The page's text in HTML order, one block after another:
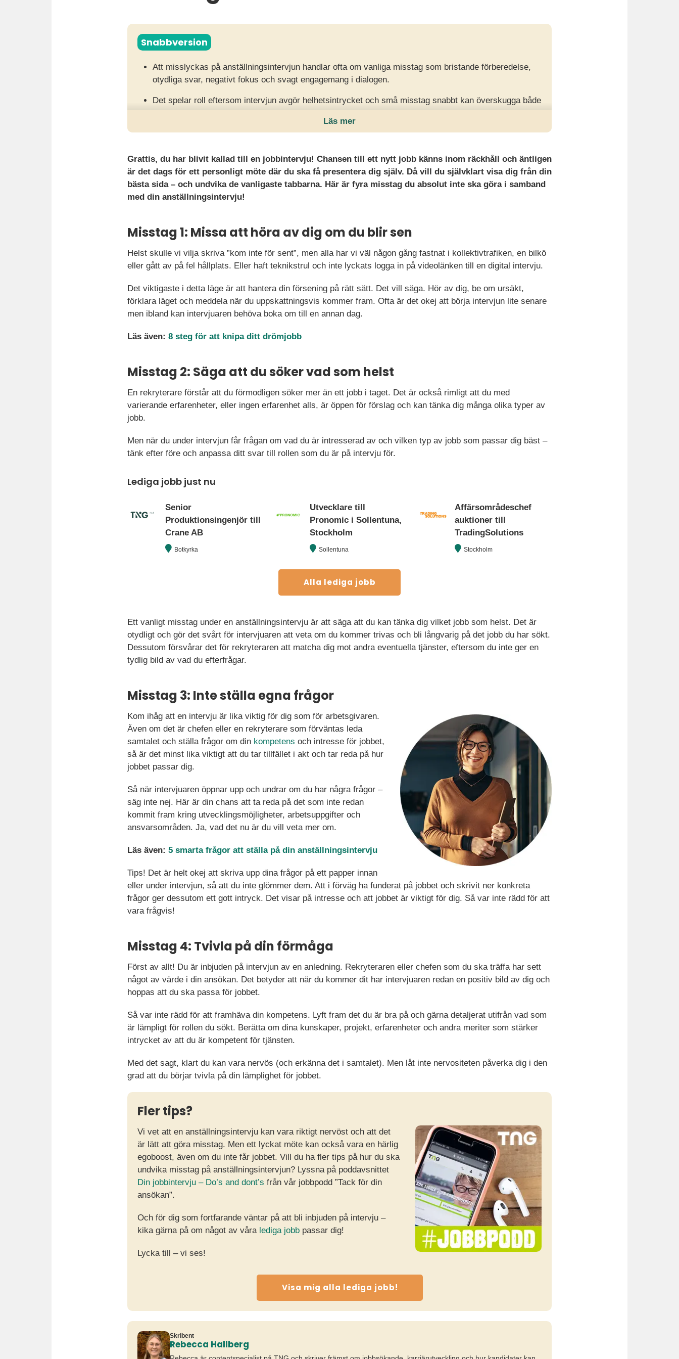
Snabbversion
Att misslyckas på anställningsintervjun handlar ofta om vanliga misstag som bristande förberedelse,
otydliga svar, negativt fokus och svagt engagemang i dialogen.
Det spelar roll eftersom intervjun avgör helhetsintrycket och små misstag snabbt kan överskugga både
Det är bra att förbereda dig noggrant, svara konkret med exempel, visa intresse för rollen och
Läs mer
Grattis, du har blivit kallad till en jobbintervju! Chansen till ett nytt jobb känns inom räckhåll och äntligen
är det dags för ett personligt möte där du ska få presentera dig själv. Då vill du självklart visa dig från din
bästa sida – och undvika de vanligaste tabbarna. Här är fyra misstag du absolut inte ska göra i samband
med din anställningsintervju!
Misstag 1: Missa att höra av dig om du blir sen
Helst skulle vi vilja skriva ”kom inte för sent”, men alla har vi väl någon gång fastnat i kollektivtrafiken, en bilkö
eller gått av på fel hållplats. Eller haft teknikstrul och inte lyckats logga in på videolänken till en digital intervju.
Det viktigaste i detta läge är att hantera din försening på rätt sätt. Det vill säga. Hör av dig, be om ursäkt,
förklara läget och meddela när du uppskattningsvis kommer fram. Ofta är det okej att börja intervjun lite senare
men ibland kan intervjuaren behöva boka om till en annan dag.
Läs även: 8 steg för att knipa ditt drömjobb
Misstag 2: Säga att du söker vad som helst
En rekryterare förstår att du förmodligen söker mer än ett jobb i taget. Det är också rimligt att du med
varierande erfarenheter, eller ingen erfarenhet alls, är öppen för förslag och kan tänka dig många olika typer av
jobb.
Men när du under intervjun får frågan om vad du är intresserad av och vilken typ av jobb som passar dig bäst –
tänk efter före och anpassa ditt svar till rollen som du är på intervju för.
Lediga jobb just nu
Senior
Produktionsingenjör till
Crane AB
Botkyrka
Utvecklare till
Pronomic i Sollentuna,
Stockholm
Sollentuna
Affärsområdeschef
auktioner till
TradingSolutions
Stockholm
Alla lediga jobb
Ett vanligt misstag under en anställningsintervju är att säga att du kan tänka dig vilket jobb som helst. Det är
otydligt och gör det svårt för intervjuaren att veta om du kommer trivas och bli långvarig på det jobb du har sökt.
Dessutom försvårar det för rekryteraren att matcha dig mot andra eventuella tjänster, eftersom du inte ger en
tydlig bild av vad du efterfrågar.
Misstag 3: Inte ställa egna frågor
Kom ihåg att en intervju är lika viktig för dig som för arbetsgivaren.
Även om det är chefen eller en rekryterare som förväntas leda
samtalet och ställa frågor om din kompetens och intresse för jobbet,
så är det minst lika viktigt att du tar tillfället i akt och tar reda på hur
jobbet passar dig.
Så när intervjuaren öppnar upp och undrar om du har några frågor –
säg inte nej. Här är din chans att ta reda på det som inte redan
kommit fram kring utvecklingsmöjligheter, arbetsuppgifter och
ansvarsområden. Ja, vad det nu är du vill veta mer om.
Läs även: 5 smarta frågor att ställa på din anställningsintervju
Tips! Det är helt okej att skriva upp dina frågor på ett papper innan
eller under intervjun, så att du inte glömmer dem. Att i förväg ha funderat på jobbet och skrivit ner konkreta
frågor ger dessutom ett gott intryck. Det visar på intresse och att jobbet är viktigt för dig. Så var inte rädd för att
vara frågvis!
Misstag 4: Tvivla på din förmåga
Först av allt! Du är inbjuden på intervjun av en anledning. Rekryteraren eller chefen som du ska träffa har sett
något av värde i din ansökan. Det betyder att när du kommer dit har intervjuaren redan en positiv bild av dig och
hoppas att du ska passa för jobbet.
Så var inte rädd för att framhäva din kompetens. Lyft fram det du är bra på och gärna detaljerat utifrån vad som
är lämpligt för rollen du sökt. Berätta om dina kunskaper, projekt, erfarenheter och andra meriter som stärker
intrycket av att du är kompetent för tjänsten.
Med det sagt, klart du kan vara nervös (och erkänna det i samtalet). Men låt inte nervositeten påverka dig i den
grad att du börjar tvivla på din lämplighet för jobbet.
Fler tips?
Vi vet att en anställningsintervju kan vara riktigt nervöst och att det
är lätt att göra misstag. Men ett lyckat möte kan också vara en härlig
egoboost, även om du inte får jobbet. Vill du ha fler tips på hur du ska
undvika misstag på anställningsintervjun? Lyssna på poddavsnittet
Din jobbintervju – Do’s and dont’s från vår jobbpodd ”Tack för din
ansökan”.
Och för dig som fortfarande väntar på att bli inbjuden på intervju –
kika gärna på om något av våra lediga jobb passar dig!
Lycka till – vi ses!
Visa mig alla lediga jobb!
Skribent
Rebecca Hallberg